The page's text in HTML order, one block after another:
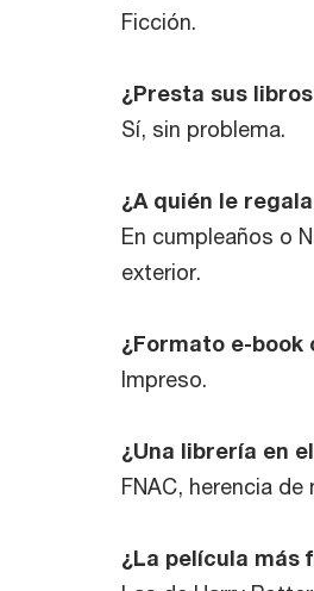
Ficción.
¿Presta sus
Sí, sin problema.
¿A quién le
En cumpleaños o
exterior.
¿Formato e-book
Impreso.
¿Una librería en
FNAC, herencia
¿La película más